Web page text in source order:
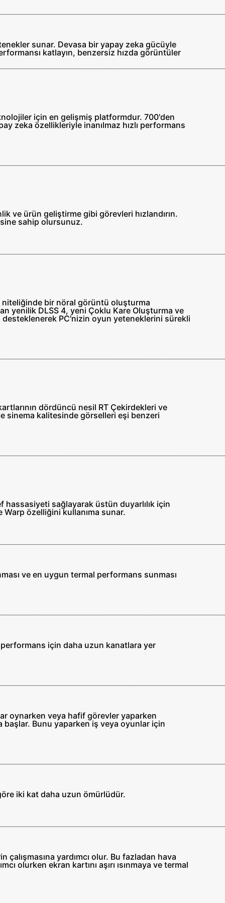
sunar. Devasa bir yapay zeka gücüyle
katlayın, benzersiz hızda görüntüler
için en gelişmiş platformdur. 700'den
zeka özellikleriyle inanılmaz hızlı performans
ve ürün geliştirme gibi görevleri hızlandırın.
sahip olursunuz.
niteliğinde bir nöral görüntü oluşturma
yenilik DLSS 4, yeni Çoklu Kare Oluşturma ve
PC'nizin oyun yeteneklerini sürekli
dördüncü nesil RT Çekirdekleri ve
sinema kalitesinde görselleri eşi benzeri
hassasiyeti sağlayarak üstün duyarlılık için
özelliğini kullanıma sunar.
ve en uygun termal performans sunması
için daha uzun kanatlara yer
oynarken veya hafif görevler yaparken
başlar. Bunu yaparken iş veya oyunlar için
iki kat daha uzun ömürlüdür.
çalışmasına yardımcı olur. Bu fazladan hava
olurken ekran kartını aşırı ısınmaya ve termal